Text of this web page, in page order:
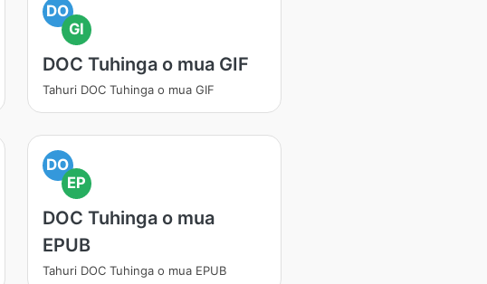
DO
GI
DOC Tuhinga o mua GIF
Tahuri DOC Tuhinga o mua GIF
DO
EP
DOC Tuhinga o mua
EPUB
Tahuri DOC Tuhinga o mua EPUB